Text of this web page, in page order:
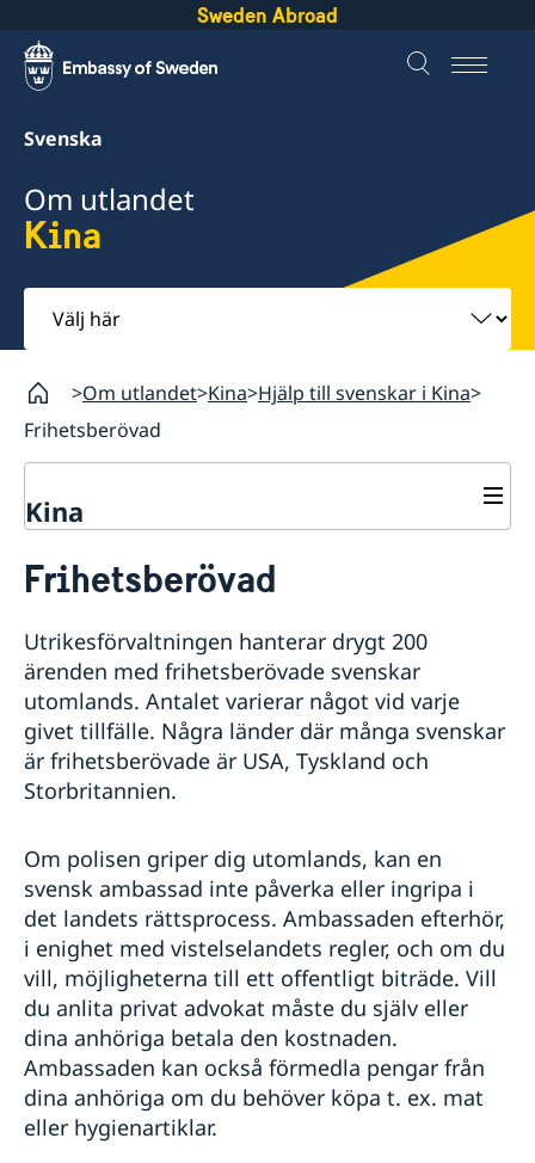
Sweden Abroad
Svenska
Om utlandet
Kina
Välj
här
Om utlandet Kina Hjälp till svenskar i Kina
Frihetsberövad
Kina
Hjälp till svenskar i Kina
Nödsituation
Larmcentraler
Ekonomisk hjälp
Allvarligt sjuk eller skadad
Dödsfall
Råd i en krissituation
Pass
Förnyelse av pass för vuxna
Förnyelse av pass för barn
Ansökan om första pass för barn
Provisoriskt pass
Samordningsnummer
Hjälp kring medborgarskap
Dubbelt medborgarskap
Vuxna som förvärvade kinesiskt medborgarskap vid
födelse
Förlora eller behålla svenskt medborgarskap
Apostille och intyg
Giftermål
Vigsel på ambassaden i Peking
Förnya svenskt körkort
Frihetsberövad
Juridisk rådgivning
Reseinformation
Ambassadens reseinformation
Aktuella händelser
Allmänna säkerhetsläget
Terrorism
Naturförhållanden och katastrofer
In- och utresebestämmelser
Inför resan
Visum till Kina
Kontrollera passet
Se till att vara försäkrad
Om olyckan är framme
Kriser och katastrofer
Frihetsberövad
Utrikesförvaltningen hanterar drygt 200
ärenden med frihetsberövade svenskar
utomlands. Antalet varierar något vid varje
givet tillfälle. Några länder där många svenskar
är frihetsberövade är USA, Tyskland och
Storbritannien.
Om polisen griper dig utomlands, kan en
svensk ambassad inte påverka eller ingripa i
det landets rättsprocess. Ambassaden efterhör,
i enighet med vistelselandets regler, och om du
vill, möjligheterna till ett offentligt biträde. Vill
du anlita privat advokat måste du själv eller
dina anhöriga betala den kostnaden.
Ambassaden kan också förmedla pengar från
dina anhöriga om du behöver köpa t. ex. mat
eller hygienartiklar.